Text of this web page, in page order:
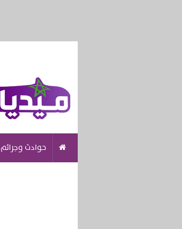
حوادث وجرائم